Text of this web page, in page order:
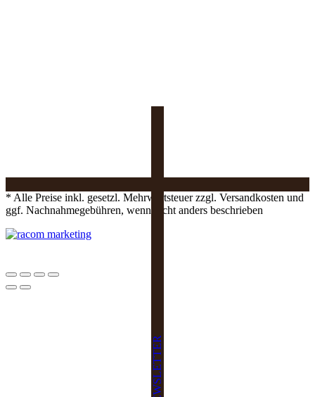
* Alle Preise inkl. gesetzl. Mehrwertsteuer zzgl. Versandkosten und
ggf. Nachnahmegebühren, wenn nicht anders beschrieben
NEWSLETTER